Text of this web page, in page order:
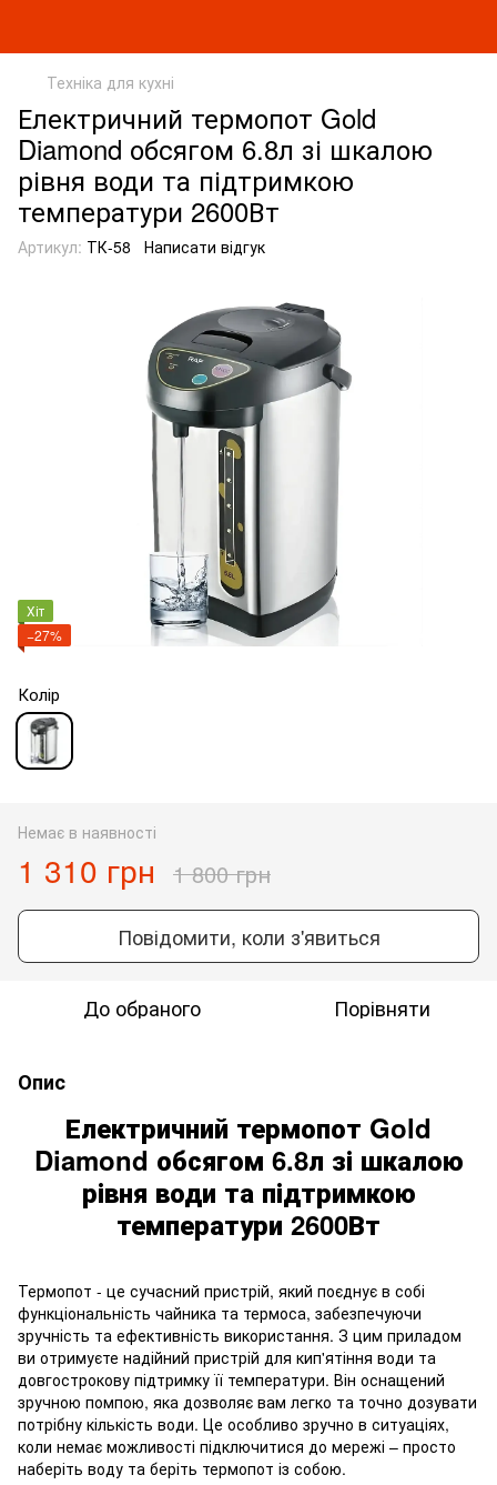
Техніка для кухні
Електричний термопот Gold
Diamond обсягом 6.8л зі шкалою
рівня води та підтримкою
температури 2600Вт
Артикул: ТК-58 Написати відгук
Хіт
−27%
Колір
Немає в наявності
1 310 грн 1 800 грн
Повідомити, коли з'явиться
До обраного Порівняти
Опис
Електричний термопот Gold
Diamond обсягом 6.8л зі шкалою
рівня води та підтримкою
температури 2600Вт
Термопот - це сучасний пристрій, який поєднує в собі
функціональність чайника та термоса, забезпечуючи
зручність та ефективність використання. З цим приладом
ви отримуєте надійний пристрій для кип'ятіння води та
довгострокову підтримку її температури. Він оснащений
зручною помпою, яка дозволяє вам легко та точно дозувати
потрібну кількість води. Це особливо зручно в ситуаціях,
коли немає можливості підключитися до мережі – просто
наберіть воду та беріть термопот із собою.